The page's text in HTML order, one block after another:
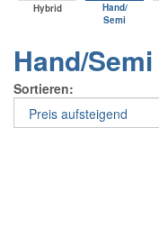
Hybrid
Hand/
Semi
Hand/Semi
Sortieren